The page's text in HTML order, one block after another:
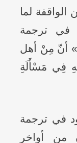
الواقفة لما
في ترجمة
أنّ مِنْ أهل
فِي مَسْأَلَةِ
في ترجمة
من أواخر